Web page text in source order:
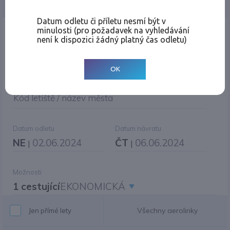
Místo odletu
Kód letiště / název města
Datum odletu
NE | 02.06.2024
Datum návratu
ČT | 06.06.2024
Možnosti
1 cestujícíEKONOMICKÁ
Jen přímé lety Všechny aerolinky
Datum odletu či příletu nesmí být v
minulosti (pro požadavek na vyhledávání
není k dispozici žádný platný čas odletu)
OK